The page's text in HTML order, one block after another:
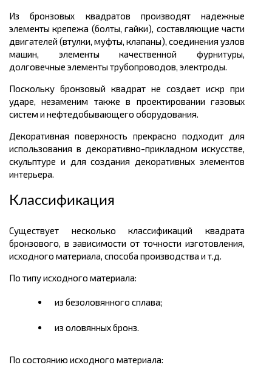
Из бронзовых квадратов производят надежные
элементы крепежа (болты, гайки), составляющие части
двигателей (втулки, муфты, клапаны), соединения узлов
машин, элементы качественной фурнитуры,
долговечные элементы трубопроводов, электроды.
Поскольку бронзовый квадрат не создает искр при
ударе, незаменим также в проектировании газовых
систем и нефтедобывающего оборудования.
Декоративная поверхность прекрасно подходит для
использования в декоративно-прикладном искусстве,
скульптуре и для создания декоративных элементов
интерьера.
Классификация
Существует несколько классификаций квадрата
бронзового, в зависимости от точности изготовления,
исходного материала, способа производства и т.д.
По типу исходного материала:
из безоловянного сплава;
из оловянных бронз.
По состоянию исходного материала: